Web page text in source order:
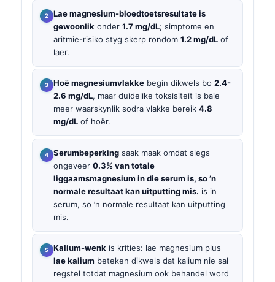
Lae magnesium-bloedtoetsresultate is
gewoonlik onder 1.7 mg/dL; simptome en
aritmie-risiko styg skerp rondom 1.2 mg/dL of
laer.
Hoë magnesiumvlakke begin dikwels bo 2.4-
2.6 mg/dL, maar duidelike toksisiteit is baie
meer waarskynlik sodra vlakke bereik 4.8
mg/dL of hoër.
Serumbeperking saak maak omdat slegs
ongeveer 0.3% van totale
liggaamsmagnesium in die serum is, so ’n
normale resultaat kan uitputting mis. is in
serum, so ’n normale resultaat kan uitputting
mis.
Kalium-wenk is krities: lae magnesium plus
lae kalium beteken dikwels dat kalium nie sal
regstel totdat magnesium ook behandel word